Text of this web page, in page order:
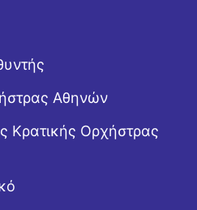
Αθηνών
Κρατικής Ορχήστρας